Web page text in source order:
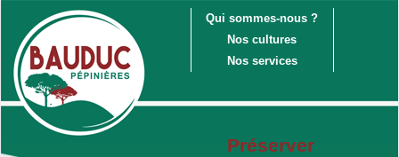
Préserver
Qui sommes-nous ?
Nos cultures
Nos services